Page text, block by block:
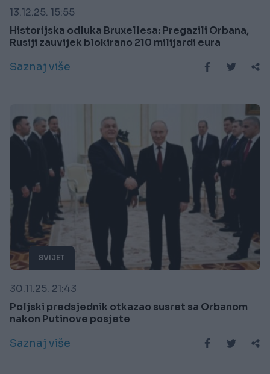
13.12.25. 15:55
Historijska odluka Bruxellesa: Pregazili Orbana,
Rusiji zauvijek blokirano 210 milijardi eura
Saznaj više
SVIJET
30.11.25. 21:43
Poljski predsjednik otkazao susret sa Orbanom
nakon Putinove posjete
Saznaj više